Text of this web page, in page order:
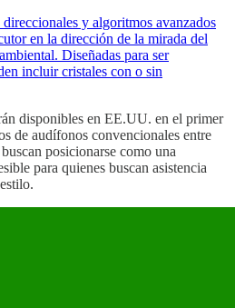
y algoritmos avanzados
en la dirección de la mirada del
Diseñadas para ser
incluir cristales con o sin
disponibles en EE.UU. en el primer
de audífonos convencionales entre
posicionarse como una
para quienes buscan asistencia